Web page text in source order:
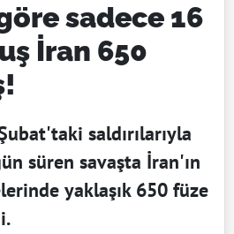
sadece 16
İran 650
saldırılarıyla
süren savaşta İran'ın
yaklaşık 650 füze